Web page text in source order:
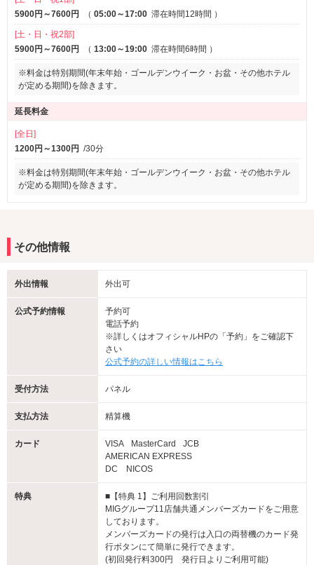
5900円～7600円
（ 05:00～17:00 滞在時間12時間 ）
[土・日・祝2部]
5900円～7600円
（ 13:00～19:00 滞在時間6時間 ）
※料金は特別期間(年末年始・ゴールデンウイーク・お盆・その他ホテル
が定める期間)を除きます。
延長料金
[全日]
1200円～1300円 /30分
※料金は特別期間(年末年始・ゴールデンウイーク・お盆・その他ホテル
が定める期間)を除きます。
その他情報
外出情報 外出可
公式予約情報
予約可
電話予約
※詳しくはオフィシャルHPの「予約」をご確認下
さい
公式予約の詳しい情報はこちら
受付方法 パネル
支払方法 精算機
カード VISA MasterCard
JCB
AMERICAN EXPRESS
DC NICOS
特典
■【特典 1】ご利用回数割引
MIGグループ11店舗共通メンバーズカードをご用意
しております。
メンバーズカードの発行は入口の両替機のカード発
行ボタンにて簡単に発行できます。
(初回発行料300円 発行日よりご利用可能)